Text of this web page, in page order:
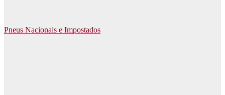
Pneus Nacionais e Impostados